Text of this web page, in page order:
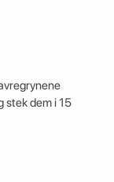
stek dem i 15